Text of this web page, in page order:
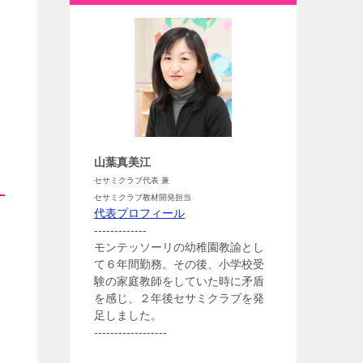
山葉真美江
セサミクラブ代表 兼
セサミクラブ教材開発担当
代表プロフィール
-------------
モンテッソーリの幼稚園教諭とし
て６年間勤務。その後、小学校受
験の家庭教師をしていた時に矛盾
を感じ、２年後セサミクラブを発
足しました。
------------------